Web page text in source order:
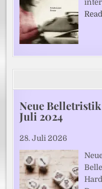
Neue
Juli 2024
28. Juli 2026